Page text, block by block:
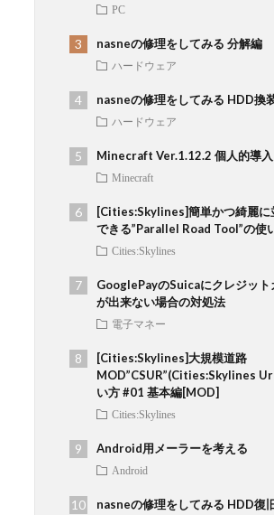
PC
nasneの修理をしてみる 分解編
ハードウェア
nasneの修理をしてみる HDD換
ハードウェア
Minecraft Ver.1.12.2 個人的導
Minecraft
[Cities:Skylines]簡単かつ綺麗に
できる”Parallel Road Tool”の使
Cities:Skylines
GooglePayのSuicaにクレジット
が出来ない場合の対処法
電子マネー
[Cities:Skylines]大規模道路
MOD”CSUR”(Cities:Skylines
い方 #01 基本編[MOD]
Cities:Skylines
Android用メーラーを考える
Android
nasneの修理をしてみる HDD復